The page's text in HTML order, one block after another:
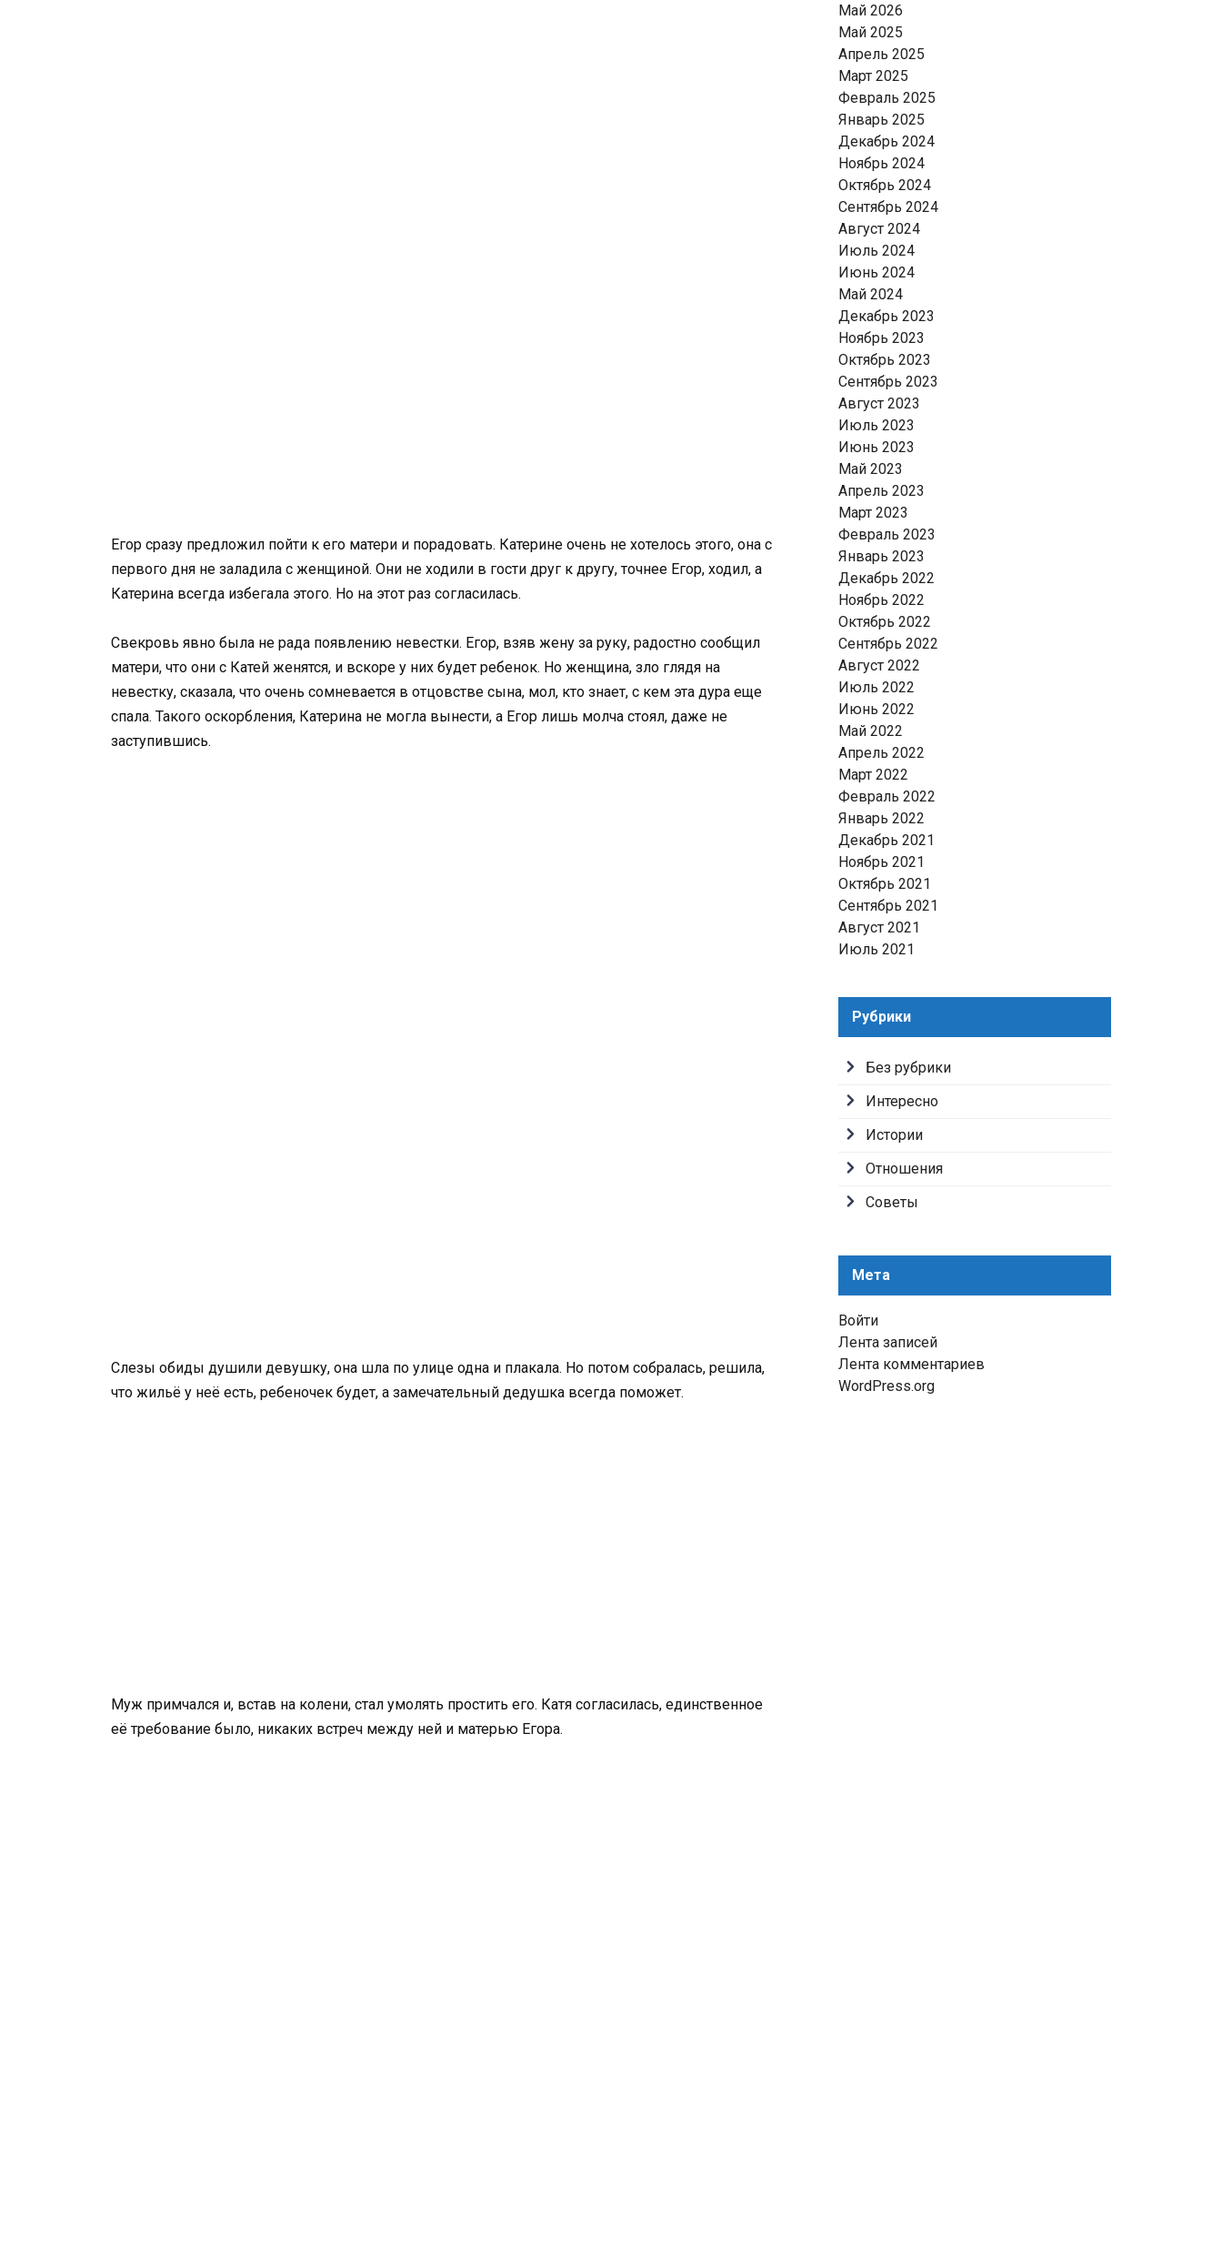
Егор сразу предложил пойти к его матери и порадовать. Катерине очень не хотелось этого, она с
первого дня не заладила с женщиной. Они не ходили в гости друг к другу, точнее Егор, ходил, а
Катерина всегда избегала этого. Но на этот раз согласилась.
Свекровь явно была не рада появлению невестки. Егор, взяв жену за руку, радостно сообщил
матери, что они с Катей женятся, и вскоре у них будет ребенок. Но женщина, зло глядя на
невестку, сказала, что очень сомневается в отцовстве сына, мол, кто знает, с кем эта дура еще
спала. Такого оскорбления, Катерина не могла вынести, а Егор лишь молча стоял, даже не
заступившись.
Слезы обиды душили девушку, она шла по улице одна и плакала. Но потом собралась, решила,
что жильё у неё есть, ребеночек будет, а замечательный дедушка всегда поможет.
Муж примчался и, встав на колени, стал умолять простить его. Катя согласилась, единственное
её требование было, никаких встреч между ней и матерью Егора.
Май 2026
Май 2025
Апрель 2025
Март 2025
Февраль 2025
Январь 2025
Декабрь 2024
Ноябрь 2024
Октябрь 2024
Сентябрь 2024
Август 2024
Июль 2024
Июнь 2024
Май 2024
Декабрь 2023
Ноябрь 2023
Октябрь 2023
Сентябрь 2023
Август 2023
Июль 2023
Июнь 2023
Май 2023
Апрель 2023
Март 2023
Февраль 2023
Январь 2023
Декабрь 2022
Ноябрь 2022
Октябрь 2022
Сентябрь 2022
Август 2022
Июль 2022
Июнь 2022
Май 2022
Апрель 2022
Март 2022
Февраль 2022
Январь 2022
Декабрь 2021
Ноябрь 2021
Октябрь 2021
Сентябрь 2021
Август 2021
Июль 2021
Рубрики
Без рубрики
Интересно
Истории
Отношения
Советы
Мета
Войти
Лента записей
Лента комментариев
WordPress.org